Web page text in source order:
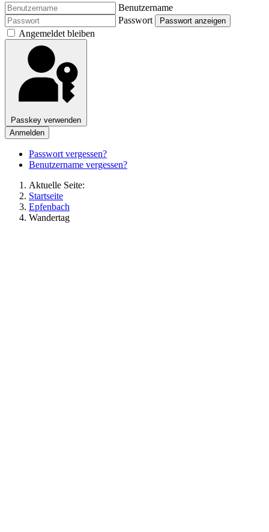
Benutzername
Passwort
Passwort anzeigen
Angemeldet bleiben
Passkey verwenden
Anmelden
Passwort vergessen?
Benutzername vergessen?
Aktuelle Seite:
Startseite
Epfenbach
Wandertag